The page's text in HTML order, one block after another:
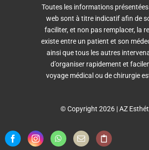
Toutes les informations
web sont à titre indicatif afin de
faciliter, et non pas remplacer, la
existe entre un patient et son
ainsi que tous les autres
d’organiser rapidement et
voyage médical ou de chirurgie
© Copyright 2026 | AZ